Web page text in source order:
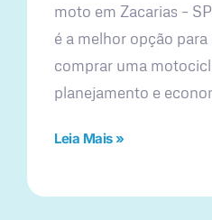
moto em Zacarias –
é a melhor opção
comprar uma
planejamento e
Leia Mais »